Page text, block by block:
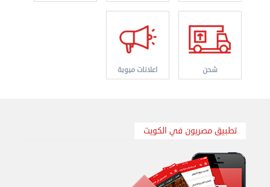
شحن اعلانات مبوبة
تطبيق مصريون في الكويت